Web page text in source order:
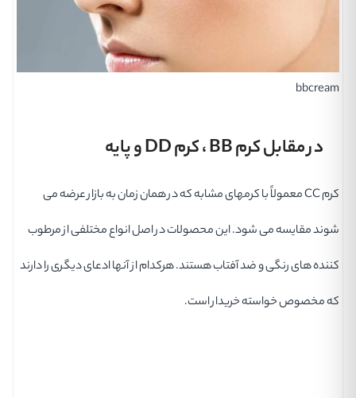
bbcream
در مقابل کرم BB ، کرم DD و پایه
کرم CC معمولاً با کرمهای مشابه که در همان زمان به بازار عرضه می
شوند مقایسه می شود. این محصولات در اصل انواع مختلفی از مرطوب
کننده های رنگی و ضد آفتاب هستند. هرکدام از آنها ادعای دیگری را دارند
که مخصوص خواسته خریدار است.